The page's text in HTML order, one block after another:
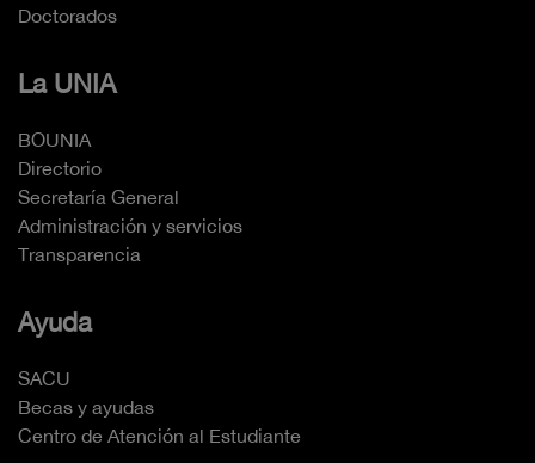
Doctorados
La UNIA
BOUNIA
Directorio
Secretaría General
Administración y servicios
Transparencia
Ayuda
SACU
Becas y ayudas
Centro de Atención al Estudiante